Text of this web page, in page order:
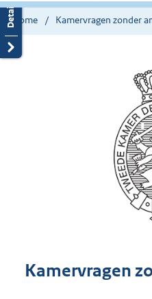
Home Kamervragen zonder
Kamervragen